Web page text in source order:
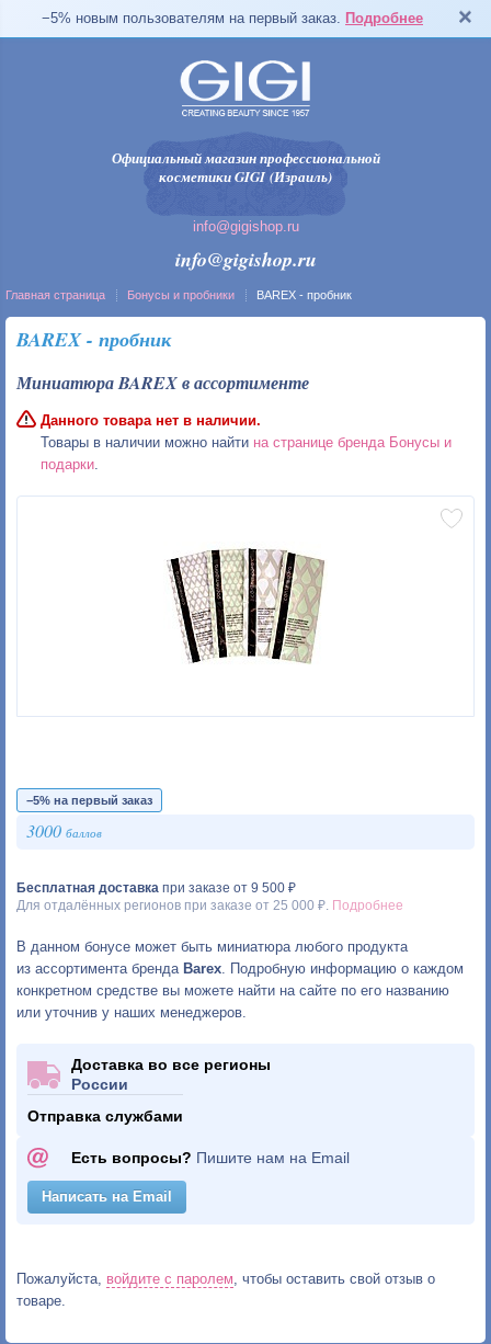
−5% новым пользователям на первый заказ. Подробнее
Официальный магазин профессиональной
косметики GIGI (Израиль)
info@gigishop.ru
info@gigishop.ru
Главная страница Бонусы и пробники BAREX - пробник
BAREX - пробник
Миниатюра BAREX в ассортименте
Данного товара нет в наличии.
Товары в наличии можно найти на странице бренда Бонусы и
подарки
−5% на первый заказ
3000 баллов
Бесплатная доставка при заказе от 9 500 ₽
Для отдалённых регионов при заказе от 25 000 ₽. Подробнее
В данном бонусе может быть миниатюра любого продукта
из ассортимента бренда Barex . Подробную информацию о каждом
конкретном средстве вы можете найти на сайте по его названию
или уточнив у наших менеджеров.
Доставка во все регионы
России
Отправка службами
Есть вопросы? Пишите нам на Email
Написать на Email
Пожалуйста, войдите с паролем , чтобы оставить свой отзыв о
товаре.